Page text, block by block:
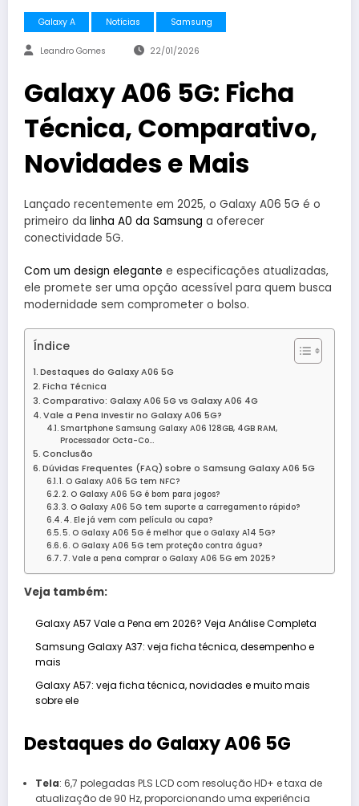
Galaxy A Notícias Samsung
Leandro Gomes 22/01/2026
Galaxy A06 5G: Ficha
Técnica, Comparativo,
Novidades e Mais
Lançado recentemente em 2025, o Galaxy A06 5G é o
primeiro da linha A0 da Samsung a oferecer
conectividade 5G.
Com um design elegante e especificações atualizadas,
ele promete ser uma opção acessível para quem busca
modernidade sem comprometer o bolso.​
Índice
Destaques do Galaxy A06 5G
Ficha Técnica
Comparativo: Galaxy A06 5G vs Galaxy A06 4G
Vale a Pena Investir no Galaxy A06 5G?
Smartphone Samsung Galaxy A06 128GB, 4GB RAM,
Processador Octa-Co…
Conclusão
Dúvidas Frequentes (FAQ) sobre o Samsung Galaxy A06 5G
1. O Galaxy A06 5G tem NFC?
2. O Galaxy A06 5G é bom para jogos?
3. O Galaxy A06 5G tem suporte a carregamento rápido?
4. Ele já vem com película ou capa?
5. O Galaxy A06 5G é melhor que o Galaxy A14 5G?
6. O Galaxy A06 5G tem proteção contra água?
7. Vale a pena comprar o Galaxy A06 5G em 2025?
Veja também:
Galaxy A57 Vale a Pena em 2026? Veja Análise Completa
Samsung Galaxy A37: veja ficha técnica, desempenho e
mais
Galaxy A57: veja ficha técnica, novidades e muito mais
sobre ele
Destaques do Galaxy A06 5G
Tela: 6,7 polegadas PLS LCD com resolução HD+ e taxa de
atualização de 90 Hz, proporcionando uma experiência